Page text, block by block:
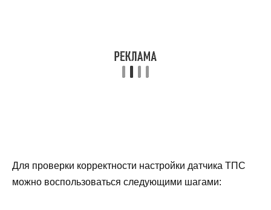
Для проверки корректности настройки датчика ТПС
можно воспользоваться следующими шагами: